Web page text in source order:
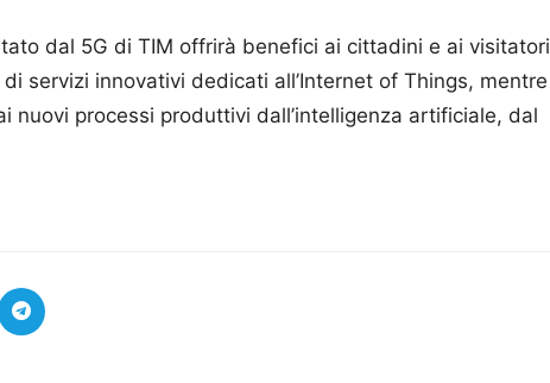
dal 5G di TIM offrirà benefici ai cittadini e ai visitatori
servizi innovativi dedicati all’Internet of Things, mentre
nuovi processi produttivi dall’intelligenza artificiale, dal